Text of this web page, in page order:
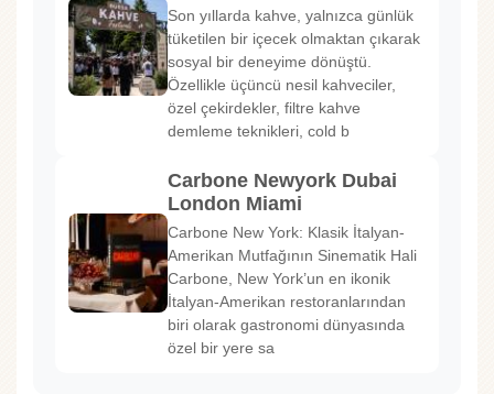
Son yıllarda kahve, yalnızca günlük
tüketilen bir içecek olmaktan çıkarak
sosyal bir deneyime dönüştü.
Özellikle üçüncü nesil kahveciler,
özel çekirdekler, filtre kahve
demleme teknikleri, cold b
Carbone Newyork Dubai
London Miami
Carbone New York: Klasik İtalyan-
Amerikan Mutfağının Sinematik Hali
Carbone, New York’un en ikonik
İtalyan-Amerikan restoranlarından
biri olarak gastronomi dünyasında
özel bir yere sa